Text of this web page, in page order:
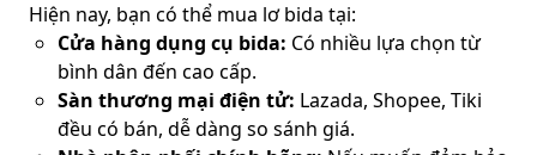
Hiện nay, bạn có thể mua lơ bida tại:
Cửa hàng dụng cụ bida: Có nhiều lựa chọn từ
bình dân đến cao cấp.
Sàn thương mại điện tử: Lazada, Shopee, Tiki
đều có bán, dễ dàng so sánh giá.